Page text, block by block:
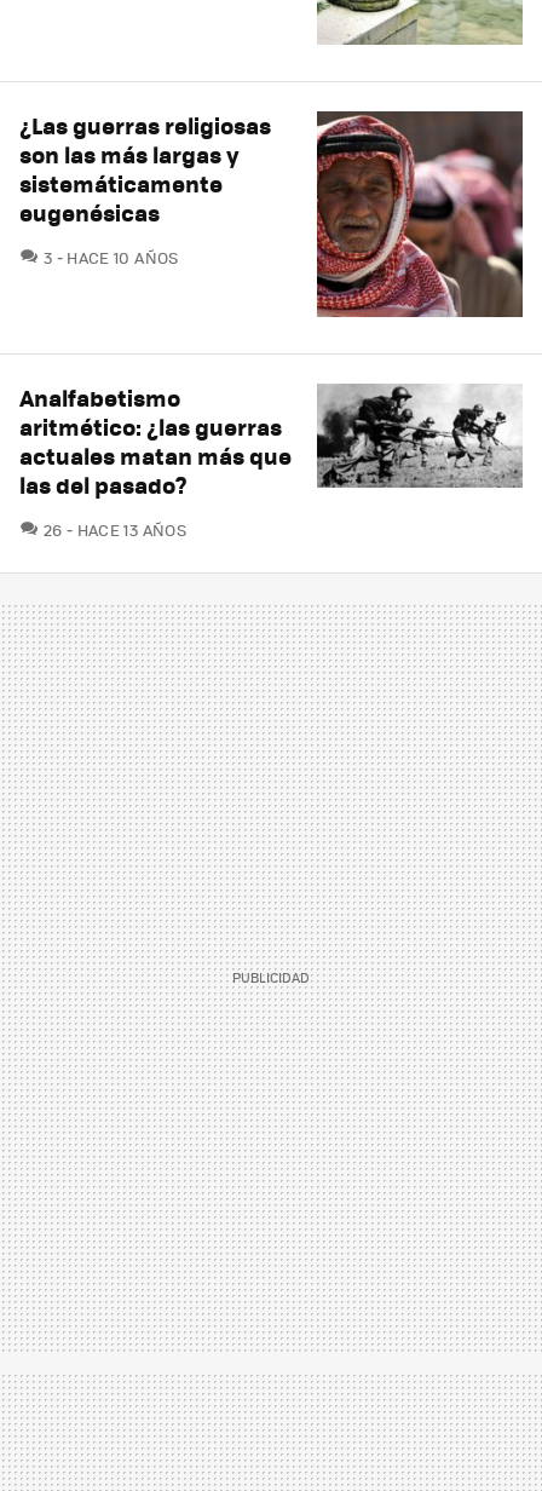
¿Las guerras religiosas
son las más largas y
sistemáticamente
eugenésicas
3 COMENTARIOS
HACE 10 AÑOS
Analfabetismo
aritmético: ¿las guerras
actuales matan más que
las del pasado?
26 COMENTARIOS
HACE 13 AÑOS